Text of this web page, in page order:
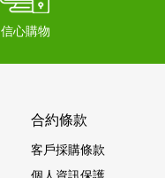
信心購物
合約條款
客戶採購條款